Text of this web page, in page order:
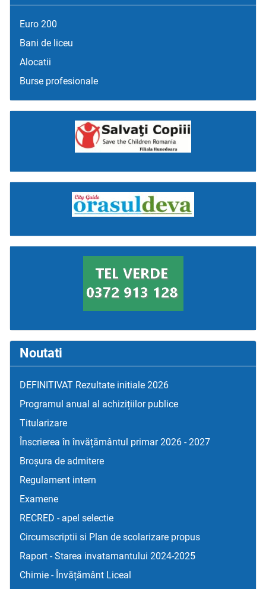
Euro 200
Bani de liceu
Alocatii
Burse profesionale
Noutati
DEFINITIVAT Rezultate initiale 2026
Programul anual al achizițiilor publice
Titularizare
Înscrierea în învățământul primar 2026 - 2027
Broșura de admitere
Regulament intern
Examene
RECRED - apel selectie
Circumscriptii si Plan de scolarizare propus
Raport - Starea invatamantului 2024-2025
Chimie - Învățământ Liceal